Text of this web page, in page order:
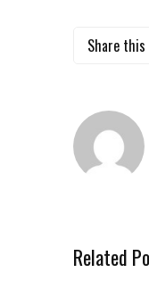
Share
Related